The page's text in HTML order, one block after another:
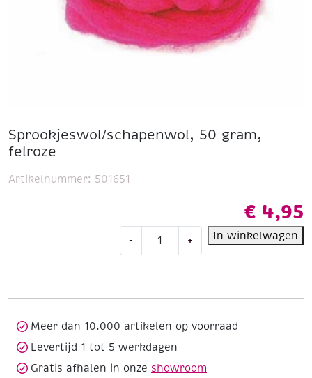
Sprookjeswol/schapenwol, 50 gram,
felroze
€ 4,95
-
Sprookjeswol/schapenwol,
+ In winkelwagen
Artikelnummer: 501651
Meer dan 10.000 artikelen op voorraad
Levertijd 1 tot 5 werkdagen
Gratis afhalen in onze showroom